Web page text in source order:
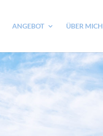
ANGEBOT ÜBER MICH